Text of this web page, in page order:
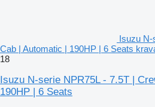
Isuzu N-
Cab | Automatic | 190HP | 6 Seats
18
Isuzu N-serie NPR75L - 7.5T |
190HP | 6 Seats